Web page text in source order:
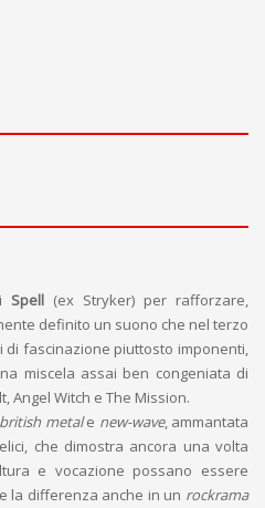
Spell (ex Stryker) per rafforzare,
definito un suono che nel terzo
di fascinazione piuttosto imponenti,
miscela assai ben congeniata di
Angel Witch e The Mission.
british metale new-wave, ammantata
che dimostra ancora una volta
e vocazione possano essere
la differenza anche in un rockrama